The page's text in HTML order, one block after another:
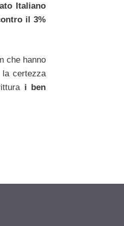
Italiano
il 3%
che hanno
la certezza
i ben